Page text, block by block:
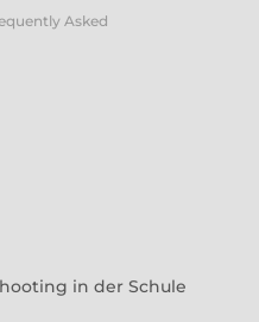
Asked
in der Schule